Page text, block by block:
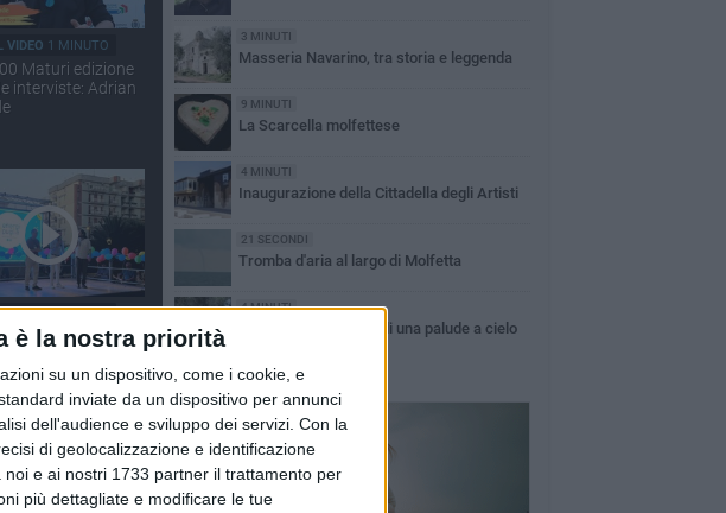
è la nostra priorità
su un dispositivo, come i cookie, e
inviate da un dispositivo per annunci
dell'audience e sviluppo dei servizi. Con la
di geolocalizzazione e identificazione
e ai nostri 1733 partner il trattamento per
più dettagliate e modificare le tue
VIDEO 1 MINUTO
Maturi edizione
interviste: Adrian
VIDEO1 MINUTO
del
3 MINUTI
Masseria Navarino, tra storia e leggenda
9 MINUTI
La Scarcella molfettese
4 MINUTI
Inaugurazione della Cittadella degli Artisti
21 SECONDI
Tromba d'aria al largo di Molfetta
4 MINUTI
In contrada Manganelli una palude a cielo